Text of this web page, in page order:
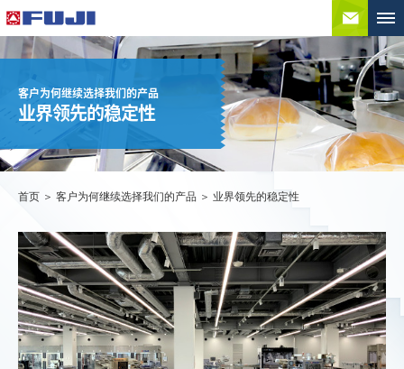
客户为何继续选择我们的产品
业界领先的稳定性
首页 客户为何继续选择我们的产品 业界领先的稳定性